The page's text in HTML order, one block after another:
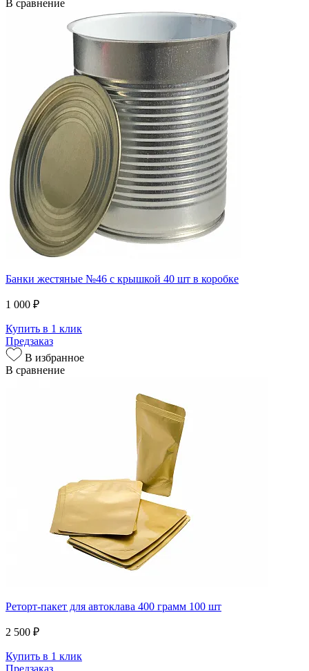
В сравнение
Банки жестяные №46 с крышкой 40 шт в коробке
1 000 ₽
Купить в 1 клик
Предзаказ
В избранное
В сравнение
Реторт-пакет для автоклава 400 грамм 100 шт
2 500 ₽
Купить в 1 клик
Предзаказ